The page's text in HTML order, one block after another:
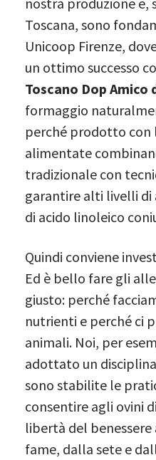
Toscana, sono
Unicoop Firenze,
un ottimo successo
Toscano Dop Amico
formaggio
perché prodotto con
alimentate
tradizionale con
garantire alti livelli
di acido linoleico
Quindi conviene
Ed è bello fare gli
giusto: perché
nutrienti e perché ci
animali. Noi, per
adottato un
sono stabilite le
consentire agli ovini
libertà del
fame, dalla sete e